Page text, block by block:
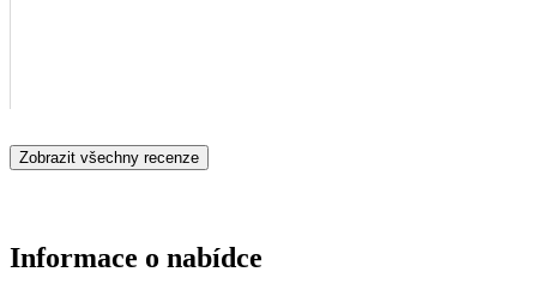
Zobrazit všechny recenze
Informace o nabídce